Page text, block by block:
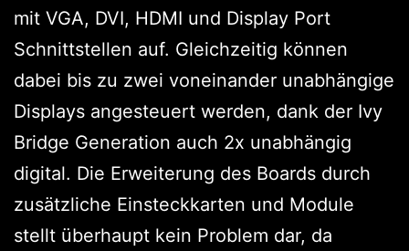
mit VGA, DVI, HDMI und Display Port
Schnittstellen auf. Gleichzeitig können
dabei bis zu zwei voneinander unabhängige
Displays angesteuert werden, dank der Ivy
Bridge Generation auch 2x unabhängig
digital. Die Erweiterung des Boards durch
zusätzliche Einsteckkarten und Module
stellt überhaupt kein Problem dar, da